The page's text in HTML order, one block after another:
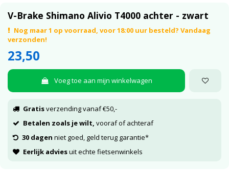
V-Brake Shimano Alivio T4000 achter - zwart
Nog maar 1 op voorraad, voor 18:00 uur besteld? Vandaag
verzonden!
23,50
Voeg toe aan mijn winkelwagen
Gratisverzending vanaf €50,-
Betalen zoals je wilt, vooraf of achteraf
30 dagen niet goed, geld terug garantie*
Eerlijk adviesuit echte fietsenwinkels